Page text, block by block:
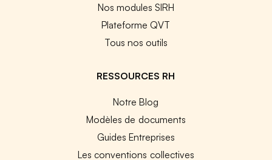
Nos modules SIRH
Plateforme QVT
Tous nos outils
RESSOURCES RH
Notre Blog
Modèles de documents
Guides Entreprises
Les conventions collectives